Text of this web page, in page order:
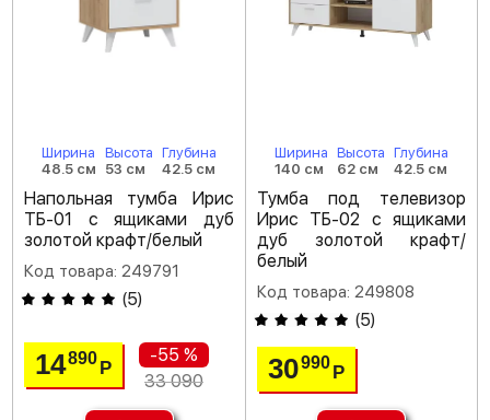
Ширина
48.5 см
Высота
53 см
Глубина
42.5 см
Напольная тумба Ирис
ТБ-01 с ящиками дуб
золотой крафт/белый
Код товара: 249791
(5)
14890Р
-55 %
33 090
Ширина
140 см
Высота
62 см
Глубина
42.5 см
Тумба под телевизор
Ирис ТБ-02 с ящиками
дуб золотой крафт/
белый
Код товара: 249808
(5)
30990 Р